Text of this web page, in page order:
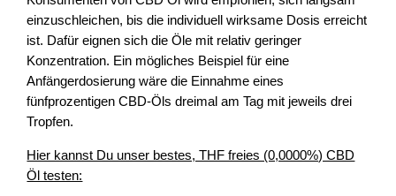
einzuschleichen, bis die individuell wirksame Dosis erreicht
ist. Dafür eignen sich die Öle mit relativ geringer
Konzentration. Ein mögliches Beispiel für eine
Anfängerdosierung wäre die Einnahme eines
fünfprozentigen CBD-Öls dreimal am Tag mit jeweils drei
Tropfen.
Hier kannst Du unser bestes, THF freies (0,0000%) CBD
Öl testen: